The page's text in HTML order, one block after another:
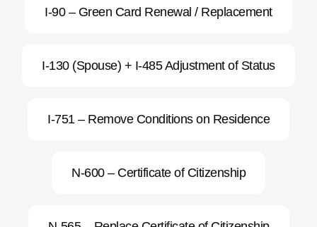
I-90 – Green Card Renewal / Replacement
I-130 (Spouse) + I-485 Adjustment of Status
I-751 – Remove Conditions on Residence
N-600 – Certificate of Citizenship